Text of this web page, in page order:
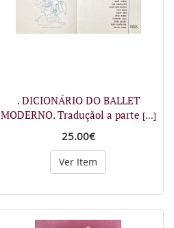
. DICIONÁRIO DO BALLET
MODERNO. Traduçãol a parte [...]
25.00€
Ver Item